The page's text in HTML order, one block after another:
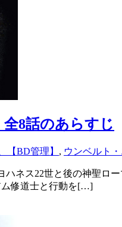
8話のあらすじ
【BD管理】 , ウンベルト
ハネス22世と後の神聖
ム修道士と行動を[…]